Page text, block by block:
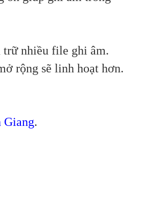
trữ nhiều file ghi âm.
rộng sẽ linh hoạt hơn.
Giang.